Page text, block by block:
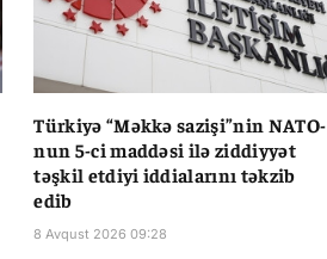
Türkiyə “Məkkə sazişi”nin NATO-
nun 5-ci maddəsi ilə ziddiyyət
təşkil etdiyi iddialarını təkzib
edib
8 Avqust 2026 09:28